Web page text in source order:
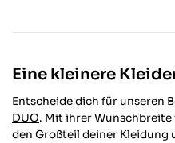
Eine kleinere
Entscheide dich für unseren
DUO. Mit ihrer
den Großteil deiner Kleidung